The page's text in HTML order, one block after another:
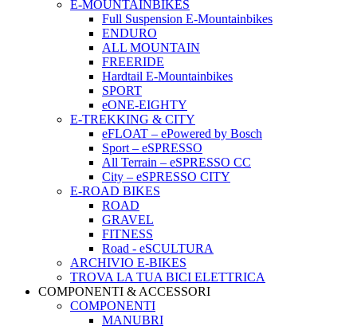
E-MOUNTAINBIKES
Full Suspension E-Mountainbikes
ENDURO
ALL MOUNTAIN
FREERIDE
Hardtail E-Mountainbikes
SPORT
eONE-EIGHTY
E-TREKKING & CITY
eFLOAT – ePowered by Bosch
Sport – eSPRESSO
All Terrain – eSPRESSO CC
City – eSPRESSO CITY
E-ROAD BIKES
ROAD
GRAVEL
FITNESS
Road - eSCULTURA
ARCHIVIO E-BIKES
TROVA LA TUA BICI ELETTRICA
COMPONENTI & ACCESSORI
COMPONENTI
MANUBRI